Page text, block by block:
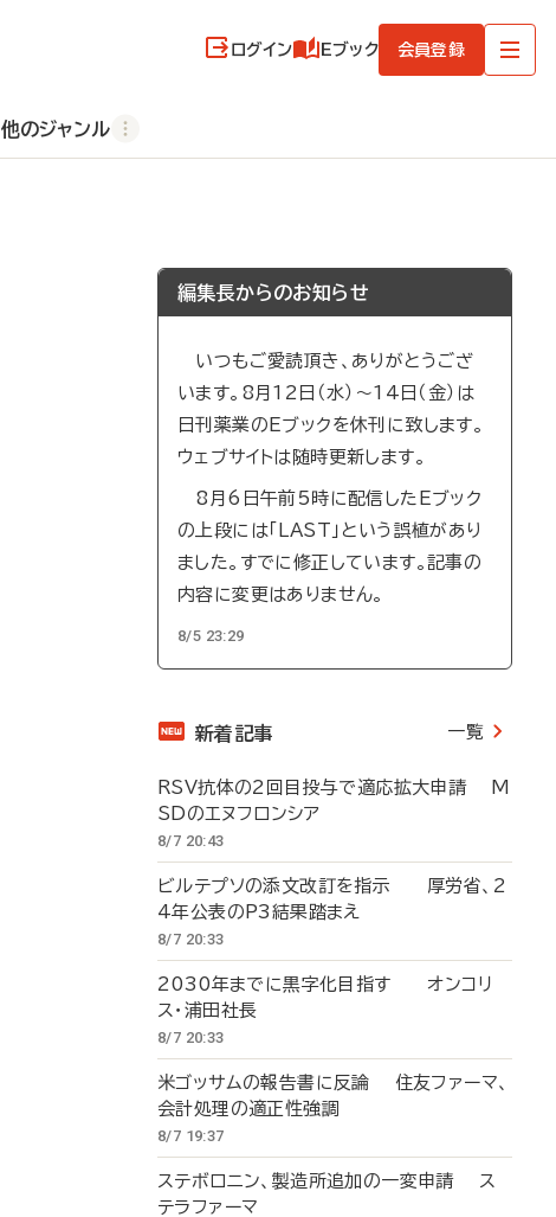
ログイン Eブック 会員登録
他のジャンル
編集長からのお知らせ
いつもご愛読頂き、ありがとうござ
います。8月12日（水）～14日（金）は
日刊薬業のEブックを休刊に致します。
ウェブサイトは随時更新します。
8月6日午前5時に配信したEブック
の上段には「LAST」という誤植があり
ました。すでに修正しています。記事の
内容に変更はありません。
8/5 23:29
新着記事 一覧
RSV抗体の2回目投与で適応拡大申請 M
SDのエヌフロンシア
8/7 20:43
ビルテプソの添文改訂を指示 厚労省、2
4年公表のP3結果踏まえ
8/7 20:33
2030年までに黒字化目指す オンコリ
ス・浦田社長
8/7 20:33
米ゴッサムの報告書に反論 住友ファーマ、
会計処理の適正性強調
8/7 19:37
ステボロニン、製造所追加の一変申請 ス
テラファーマ